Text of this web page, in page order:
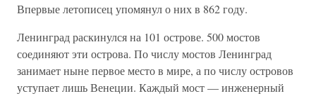
Впервые летописец упомянул о них в 862 году.
Ленинград раскинулся на 101 острове. 500 мостов
соединяют эти острова. По числу мостов Ленинград
занимает ныне первое место в мире, а по числу островов
уступает лишь Венеции. Каждый мост — инженерный